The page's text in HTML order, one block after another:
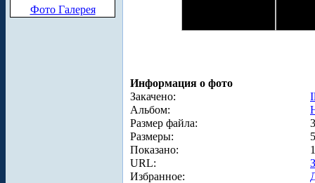
Фото Галерея
Информация о фото
Закачено:
Альбом:
Размер файла:
Размеры:
Показано:
URL:
Избранное: